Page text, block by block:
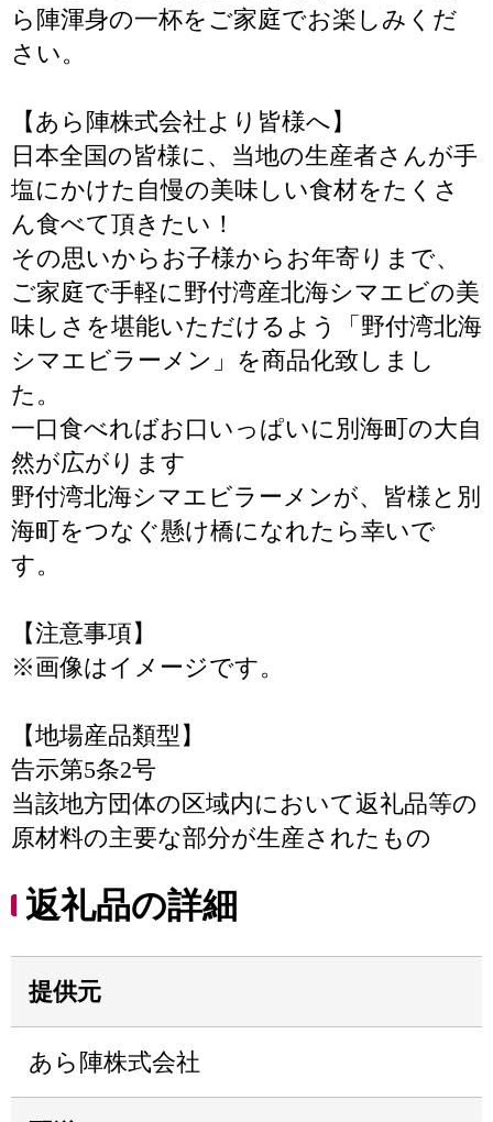
ら陣渾身の一杯をご家庭でお楽しみくだ
さい。
【あら陣株式会社より皆様へ】
日本全国の皆様に、当地の生産者さんが手
塩にかけた自慢の美味しい食材をたくさ
ん食べて頂きたい！
その思いからお子様からお年寄りまで、
ご家庭で手軽に野付湾産北海シマエビの美
味しさを堪能いただけるよう「野付湾北海
シマエビラーメン」を商品化致しまし
た。
一口食べればお口いっぱいに別海町の大自
然が広がります
野付湾北海シマエビラーメンが、皆様と別
海町をつなぐ懸け橋になれたら幸いで
す。
【注意事項】
※画像はイメージです。
【地場産品類型】
告示第5条2号
当該地方団体の区域内において返礼品等の
原材料の主要な部分が生産されたもの
返礼品の詳細
提供元
あら陣株式会社